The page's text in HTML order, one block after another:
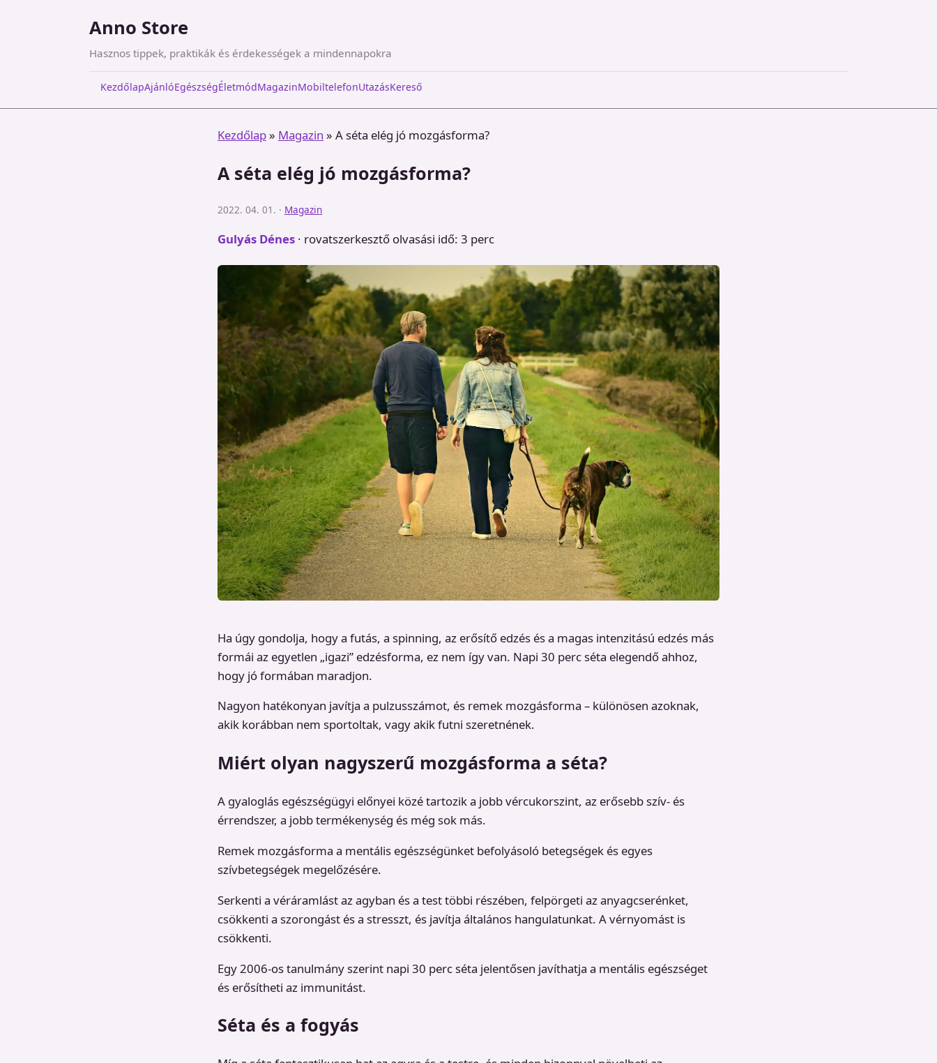
Anno Store
Hasznos tippek, praktikák és érdekességek a mindennapokra
KezdőlapAjánlóEgészségÉletmódMagazinMobiltelefonUtazásKereső
Kezdőlap» Magazin » A séta elég jó mozgásforma?
A séta elég jó mozgásforma?
2022. 04. 01. · Magazin
Gulyás Dénes · rovatszerkesztő olvasási idő: 3 perc
Ha úgy gondolja, hogy a futás, a spinning, az erősítő edzés és a magas intenzitású edzés más
formái az egyetlen „igazi” edzésforma, ez nem így van. Napi 30 perc séta elegendő ahhoz,
hogy jó formában maradjon.
Nagyon hatékonyan javítja a pulzusszámot, és remek mozgásforma – különösen azoknak,
akik korábban nem sportoltak, vagy akik futni szeretnének.
Miért olyan nagyszerű mozgásforma a séta?
A gyaloglás egészségügyi előnyei közé tartozik a jobb vércukorszint, az erősebb szív- és
érrendszer, a jobb termékenység és még sok más.
Remek mozgásforma a mentális egészségünket befolyásoló betegségek és egyes
szívbetegségek megelőzésére.
Serkenti a véráramlást az agyban és a test többi részében, felpörgeti az anyagcserénket,
csökkenti a szorongást és a stresszt, és javítja általános hangulatunkat. A vérnyomást is
csökkenti.
Egy 2006-os tanulmány szerint napi 30 perc séta jelentősen javíthatja a mentális egészséget
és erősítheti az immunitást.
Séta és a fogyás